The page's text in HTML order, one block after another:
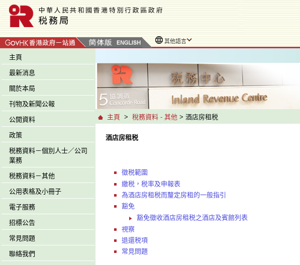
其他語言
主頁
最新消息
關於本局
刊物及新聞公報
公開資料
政策
税務資料－個別人士／公司
業務
税務資料－其他
公用表格及小冊子
電子服務
招標公告
常見問題
聯絡我們
主頁 > 稅務資料 - 其他 > 酒店房租税
酒店房租税
徵税範圍
繳税，税率及申報表
為酒店房租税而釐定房租的一般指引
豁免
豁免徵收酒店房租税之酒店及賓館列表
視察
退還税項
常見問題